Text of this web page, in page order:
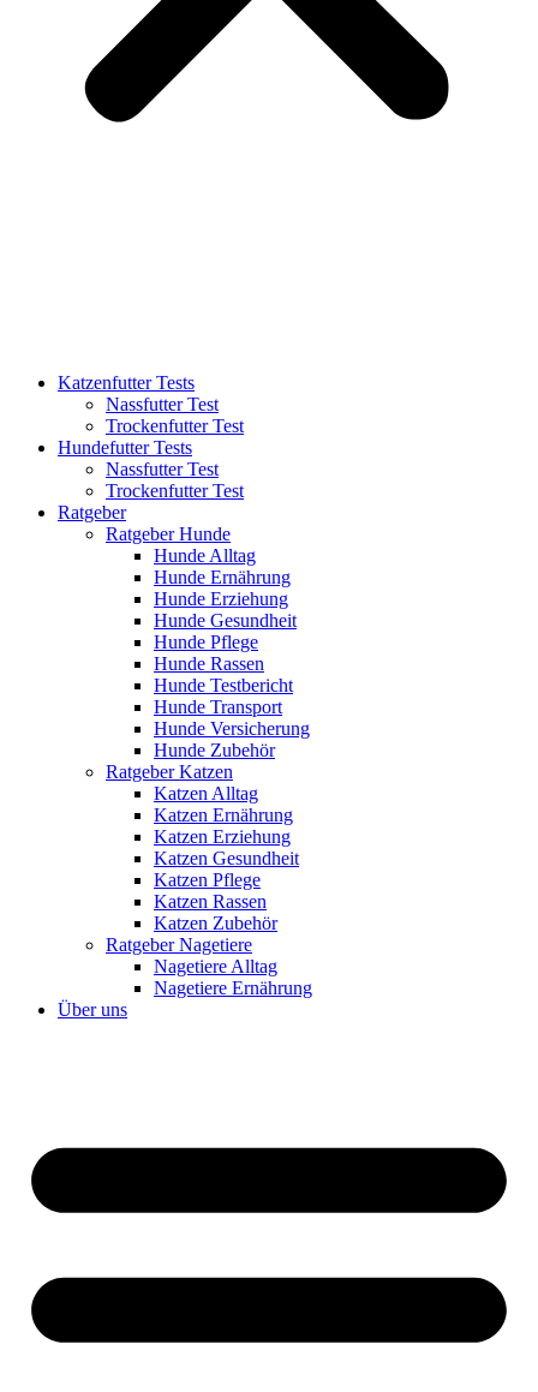
Katzenfutter Tests
Nassfutter Test
Trockenfutter Test
Hundefutter Tests
Nassfutter Test
Trockenfutter Test
Ratgeber
Ratgeber Hunde
Hunde Alltag
Hunde Ernährung
Hunde Erziehung
Hunde Gesundheit
Hunde Pflege
Hunde Rassen
Hunde Testbericht
Hunde Transport
Hunde Versicherung
Hunde Zubehör
Ratgeber Katzen
Katzen Alltag
Katzen Ernährung
Katzen Erziehung
Katzen Gesundheit
Katzen Pflege
Katzen Rassen
Katzen Zubehör
Ratgeber Nagetiere
Nagetiere Alltag
Nagetiere Ernährung
Über uns